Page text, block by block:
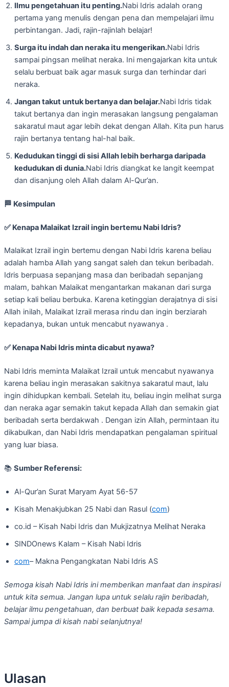
Ilmu pengetahuan itu penting.Nabi Idris adalah orang
pertama yang menulis dengan pena dan mempelajari ilmu
perbintangan. Jadi, rajin-rajinlah belajar!
Surga itu indah dan neraka itu mengerikan.Nabi Idris
sampai pingsan melihat neraka. Ini mengajarkan kita untuk
selalu berbuat baik agar masuk surga dan terhindar dari
neraka.
Jangan takut untuk bertanya dan belajar.Nabi Idris tidak
takut bertanya dan ingin merasakan langsung pengalaman
sakaratul maut agar lebih dekat dengan Allah. Kita pun harus
rajin bertanya tentang hal-hal baik.
Kedudukan tinggi di sisi Allah lebih berharga daripada
kedudukan di dunia.Nabi Idris diangkat ke langit keempat
dan disanjung oleh Allah dalam Al-Qur’an.
🏁 Kesimpulan
✅ Kenapa Malaikat Izrail ingin bertemu Nabi Idris?
Malaikat Izrail ingin bertemu dengan Nabi Idris karena beliau
adalah hamba Allah yang sangat saleh dan tekun beribadah.
Idris berpuasa sepanjang masa dan beribadah sepanjang
malam, bahkan Malaikat mengantarkan makanan dari surga
setiap kali beliau berbuka. Karena ketinggian derajatnya di sisi
Allah inilah, Malaikat Izrail merasa rindu dan ingin berziarah
kepadanya, bukan untuk mencabut nyawanya .
✅ Kenapa Nabi Idris minta dicabut nyawa?
Nabi Idris meminta Malaikat Izrail untuk mencabut nyawanya
karena beliau ingin merasakan sakitnya sakaratul maut, lalu
ingin dihidupkan kembali. Setelah itu, beliau ingin melihat surga
dan neraka agar semakin takut kepada Allah dan semakin giat
beribadah serta berdakwah . Dengan izin Allah, permintaan itu
dikabulkan, dan Nabi Idris mendapatkan pengalaman spiritual
yang luar biasa.
📚 Sumber Referensi:
Al-Qur’an Surat Maryam Ayat 56-57
Kisah Menakjubkan 25 Nabi dan Rasul (com)
co.id – Kisah Nabi Idris dan Mukjizatnya Melihat Neraka
SINDOnews Kalam – Kisah Nabi Idris
com– Makna Pengangkatan Nabi Idris AS
Semoga kisah Nabi Idris ini memberikan manfaat dan inspirasi
untuk kita semua. Jangan lupa untuk selalu rajin beribadah,
belajar ilmu pengetahuan, dan berbuat baik kepada sesama.
Sampai jumpa di kisah nabi selanjutnya!
Ulasan